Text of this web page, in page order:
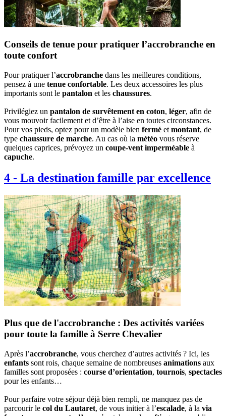
Conseils de tenue pour pratiquer l’accrobranche en
toute confort
Pour pratiquer l’accrobranche dans les meilleures conditions,
pensez à une tenue confortable. Les deux accessoires les plus
importants sont le pantalon et les chaussures.
Privilégiez un pantalon de survêtement en coton, léger, afin de
vous mouvoir facilement et d’être à l’aise en toutes circonstances.
Pour vos pieds, optez pour un modèle bien fermé et montant, de
type chaussure de marche. Au cas où la météo vous réserve
quelques caprices, prévoyez un coupe-vent imperméable à
capuche.
4 - La destination famille par excellence
Plus que de l'accrobranche : Des activités variées
pour toute la famille à Serre Chevalier
Après l’accrobranche, vous cherchez d’autres activités ? Ici, les
enfants sont rois, chaque semaine de nombreuses animations aux
familles sont proposées : course d’orientation, tournois, spectacles
pour les enfants…
Pour parfaire votre séjour déjà bien rempli, ne manquez pas de
parcourir le col du Lautaret, de vous initier à l’escalade, à la via